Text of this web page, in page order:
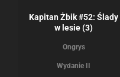
Kapitan Żbik #52: Ślady
w lesie (3)
Ongrys
Wydanie II